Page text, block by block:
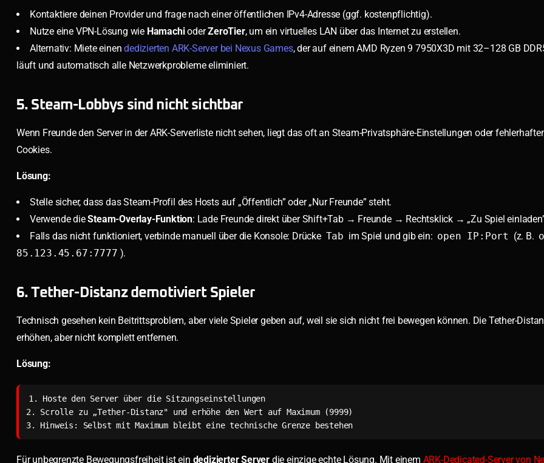
Kontaktiere deinen Provider und frage nach einer öffentlichen IPv4-Adresse (ggf. kostenpflichtig).
Nutze eine VPN-Lösung wie HamachioderZeroTier, um ein virtuelles LAN über das Internet zu erstellen.
Alternativ: Miete einendedizierten ARK-Server bei Nexus Games, der auf einem AMD Ryzen 9 7950X3D mit 32–128 GB
läuft und automatisch alle Netzwerkprobleme eliminiert.
5. Steam-Lobbys sind nicht sichtbar
Wenn Freunde den Server in der ARK-Serverliste nicht sehen, liegt das oft an Steam-Privatsphäre-Einstellungen oder
Cookies.
Lösung:
Stelle sicher, dass das Steam-Profil des Hosts auf „Öffentlich” oder „Nur Freunde” steht.
Verwende dieSteam-Overlay-Funktion: Lade Freunde direkt über Shift+Tab → Freunde → Rechtsklick → „Zu Spiel
Falls das nicht funktioniert, verbinde manuell über die Konsole: Drücke Tab im Spiel und gib ein: open IP:Port (z. B.
85.123.45.67:7777 ).
6. Tether-Distanz demotiviert Spieler
Technisch gesehen kein Beitrittsproblem, aber viele Spieler geben auf, weil sie sich nicht frei bewegen können. Die Tether-
erhöhen, aber nicht komplett entfernen.
Lösung:
1. Hoste den Server über die Sitzungseinstellungen
2. Scrolle zu „Tether-Distanz" und erhöhe den Wert auf Maximum (9999)
3. Hinweis: Selbst mit Maximum bleibt eine technische Grenze bestehen
Für unbegrenzte Bewegungsfreiheit ist ein dedizierter Server die einzige echte Lösung. Mit einem ARK-Dedicated-Server von